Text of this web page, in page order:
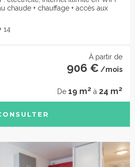
chaude + chauffage + accès aux
14
À partir de
906 € /mois
De 19 m2 à 24 m2